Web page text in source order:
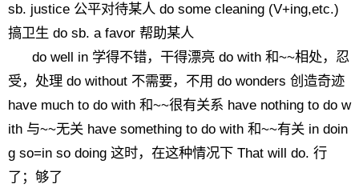
sb. justice 公平对待某人 do some cleaning (V+ing,etc.)
搞卫生 do sb. a favor 帮助某人
do well in 学得不错，干得漂亮 do with 和~~相处，忍
受，处理 do without 不需要，不用 do wonders 创造奇迹
have much to do with 和~~很有关系 have nothing to do w
ith 与~~无关 have something to do with 和~~有关 in doin
g so=in so doing 这时，在这种情况下 That will do. 行
了；够了